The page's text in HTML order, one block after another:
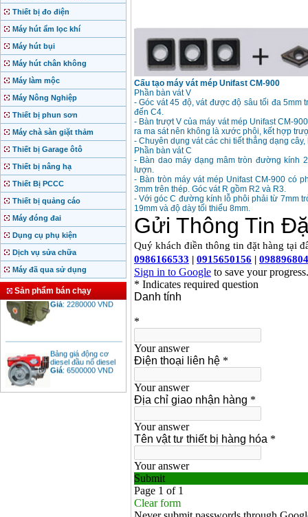
Thiết bị đo điện
Máy hút ẩm lọc khí
Máy hút bụi
Máy hút chân không
Máy làm mộc
Máy Nông Nghiệp
Thiết bị phun sơn
Máy chà sàn giặt thảm
Thiết bị Garage ôtô
Thiết bị nâng hạ
Thiết Bị PCCC
Thiết bị quảng cáo
Máy đóng đai
Dụng cụ phụ kiện
Dịch vụ sửa chữa
Máy đã qua sử dụng
Sản phẩm bán chạy
Motor Hồng ký động
cơ Hồng ký
2280000
diesel đầu nổ diesel
Giá:6500000 VND
Cấu tạo máy vát mép Unifast CM-900
Phần bàn vát V
- Góc vát 45 độ, vát được độ sâu tối đa 5mm
đến C4.
- Bàn trượt V của máy vát mép Unifast CM-
ra ma sát nên không là xước phôi, kết hợp
- Chuyên dụng vát các chi tiết thẳng dạng cây,
Phần bàn vát C
- Bàn dao máy dạng mâm tròn đường kính
lượn.
- Bàn tròn máy vát mép Unifast CM-900 có
3mm trên thép. Góc vát R gồm R2 và R3.
- Với góc C đường kính lỗ phôi phải từ 7mm
19mm và độ dày tối thiểu 8mm.